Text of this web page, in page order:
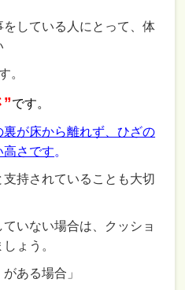
している人にとって、体
。
”です。
が床から離れず、ひざの
高さです。
持されていることも大切
いない場合は、クッショ
ょう。
ある場合」